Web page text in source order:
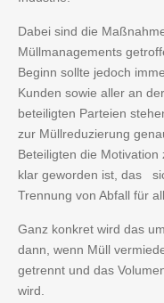
Dabei sind die
Müllmanagements
Beginn sollte jedoch
Kunden sowie aller an
beteiligten Parteien
zur Müllreduzierung
Beteiligten die
klar geworden ist, das
Trennung von Abfall für
Ganz konkret wird das
dann, wenn Müll
getrennt und das
wird.